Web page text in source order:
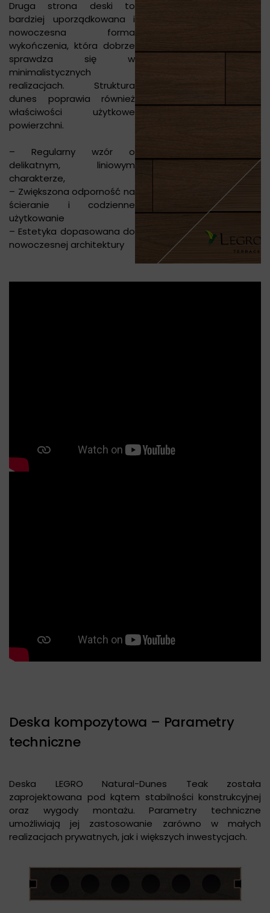
Druga strona deski to
bardziej uporządkowana i
nowoczesna forma
wykończenia, która dobrze
sprawdza się w
minimalistycznych
realizacjach. Struktura
dunes poprawia również
właściwości użytkowe
powierzchni.
– Regularny wzór o
delikatnym, liniowym
charakterze,
– Zwiększona odporność na
ścieranie i codzienne
użytkowanie
– Estetyka dopasowana do
nowoczesnej architektury
Deska kompozytowa – Parametry
techniczne
Deska LEGRO Natural-Dunes Teak została
zaprojektowana pod kątem stabilności konstrukcyjnej
oraz wygody montażu. Parametry techniczne
umożliwiają jej zastosowanie zarówno w małych
realizacjach prywatnych, jak i większych inwestycjach.